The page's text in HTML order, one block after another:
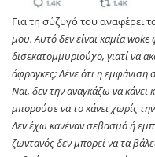
Για τη σύζυγό του αναφέρει
μου. Αυτό δεν είναι καμία woke
δισεκατομμυριούχο, γιατί να
άφραγκες; Λένε ότι η εμφάνιση
Ναι, δεν την αναγκάζω να κάνει
μπορούσε να το κάνει χωρίς
Δεν έχω κανέναν σεβασμό ή
ζωντανός δεν μπορεί να τα